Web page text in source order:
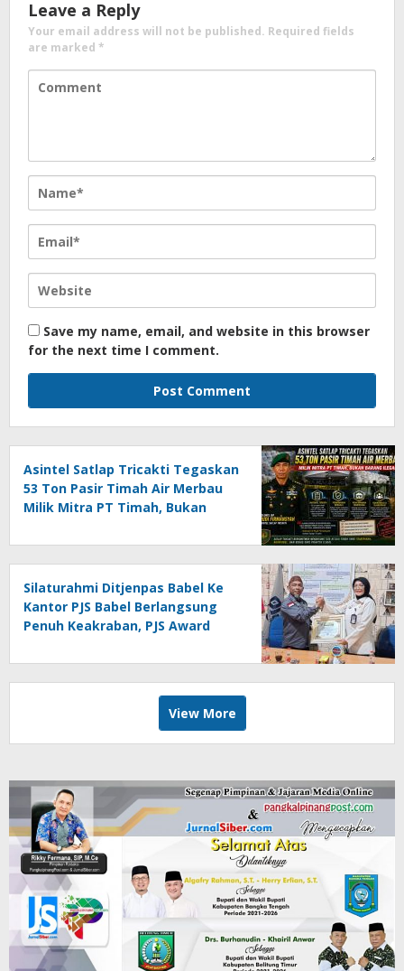
Leave a Reply
Your email address will not be published. Required fields
are marked *
Save my name, email, and website in this browser
for the next time I comment.
Asintel Satlap Tricakti Tegaskan
53 Ton Pasir Timah Air Merbau
Milik Mitra PT Timah, Bukan
Silaturahmi Ditjenpas Babel Ke
Kantor PJS Babel Berlangsung
Penuh Keakraban, PJS Award
Agustina
View More